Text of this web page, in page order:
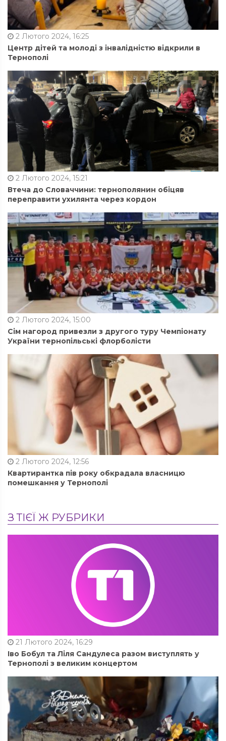
2 Лютого 2024, 16:25
Центр дітей та молоді з інвалідністю відкрили в
Тернополі
2 Лютого 2024, 15:21
Втеча до Словаччини: тернополянин обіцяв
переправити ухилянта через кордон
2 Лютого 2024, 15:00
Сім нагород привезли з другого туру Чемпіонату
України тернопільські флорболісти
2 Лютого 2024, 12:56
Квартирантка пів року обкрадала власницю
помешкання у Тернополі
З ТІЄЇ Ж РУБРИКИ
21 Лютого 2024, 16:29
Іво Бобул та Ліля Сандулеса разом виступлять у
Тернополі з великим концертом